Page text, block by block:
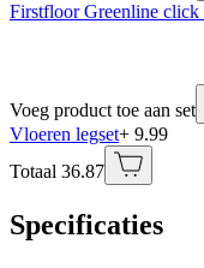
Firstfloor Greenline click
Voeg product toe aan set
Vloeren legset+ 9.99
Totaal 36.87
Specificaties